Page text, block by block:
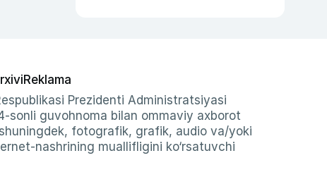
Reklama
Prezidenti Administratsiyasi
sonli guvohnoma bilan ommaviy axborot
fotografik, grafik, audio va/yoki
nashrining muallifligini ko‘rsatuvchi